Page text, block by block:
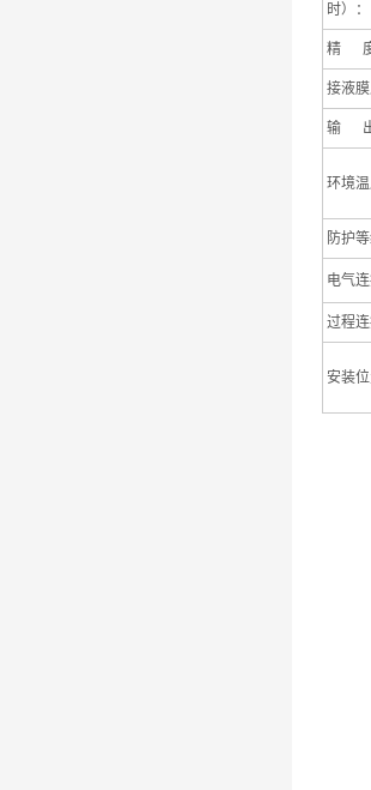
时）：
精
接液
输
环境
防护
电气
过程
安装